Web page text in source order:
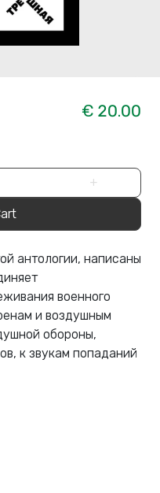
€ 20.00
+
антологии, написаны
военного
и воздушным
обороны,
к звукам попаданий